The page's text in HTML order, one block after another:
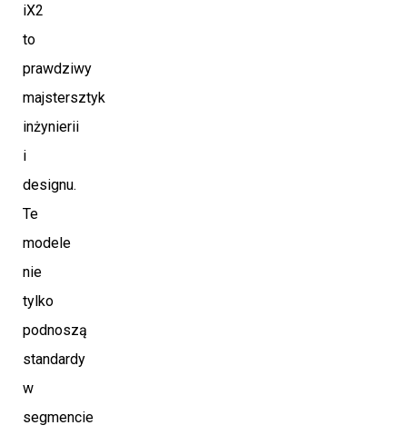
iX2
to
prawdziwy
majstersztyk
inżynierii
i
designu.
Te
modele
nie
tylko
podnoszą
standardy
w
segmencie